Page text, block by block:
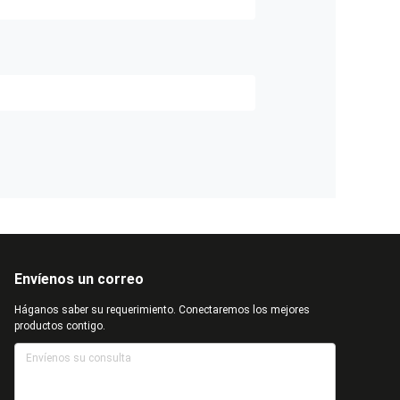
Envíenos un correo
Háganos saber su requerimiento. Conectaremos los mejores
productos contigo.